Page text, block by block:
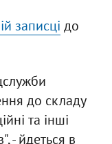
записці до
до складу
та інші
- йдеться в